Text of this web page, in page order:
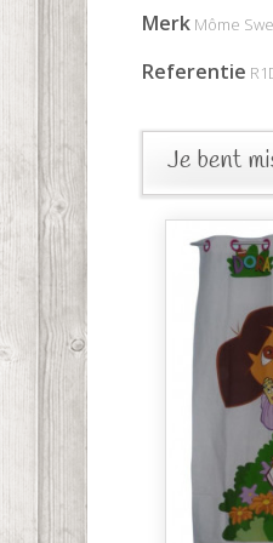
Merk Môme
Referentie
Je bent